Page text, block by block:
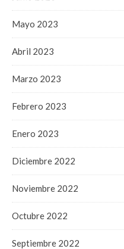
Mayo 2023
Abril 2023
Marzo 2023
Febrero 2023
Enero 2023
Diciembre 2022
Noviembre 2022
Octubre 2022
Septiembre 2022